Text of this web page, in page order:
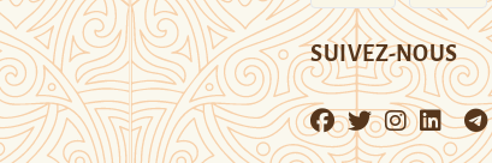
SUIVEZ-NOUS